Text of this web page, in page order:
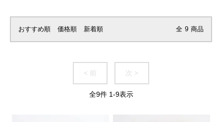
おすすめ順 価格順 新着順 全 9 商品
< 前 次 >
全9件 1-9表示